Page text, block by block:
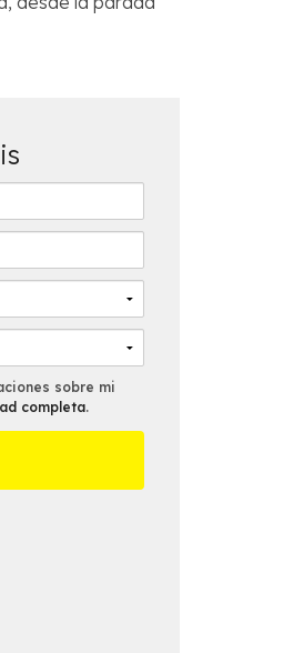
sobre mi
completa.